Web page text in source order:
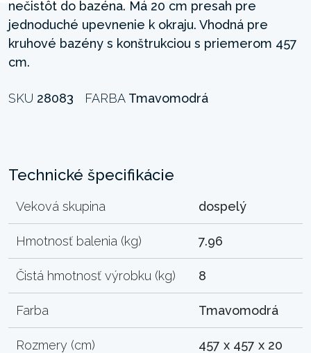
nečistôt do bazéna. Má 20 cm presah pre
jednoduché upevnenie k okraju. Vhodná pre
kruhové bazény s konštrukciou s priemerom 457
cm.
SKU 28083 FARBA Tmavomodrá
Technické špecifikácie
Veková skupina dospelý
Hmotnosť balenia (kg) 7.96
Čistá hmotnosť výrobku (kg) 8
Farba Tmavomodrá
Rozmery (cm) 457 x 457 x 20